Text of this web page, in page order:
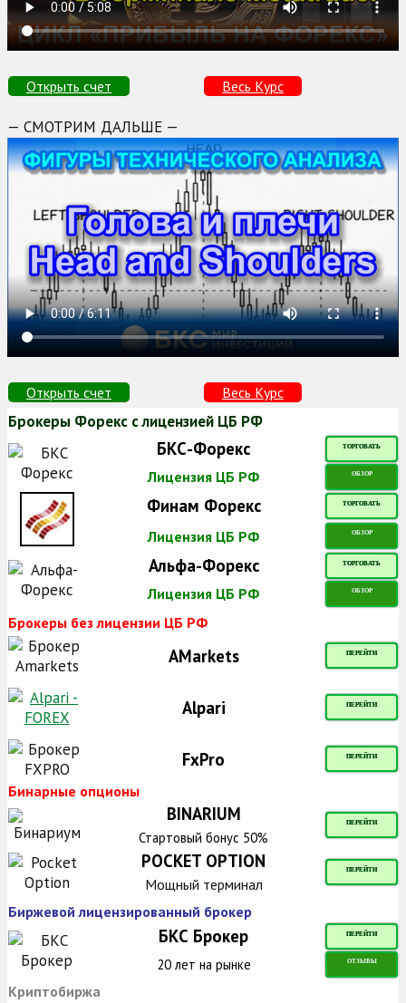
Открыть счет Весь Курс
— СМОТРИМ ДАЛЬШЕ —
Открыть счет Весь Курс
Брокеры Форекс с лицензией ЦБ РФ
БКС-Форекс ТОРГОВАТЬ
Лицензия ЦБ РФ ОБЗОР
Финам Форекс ТОРГОВАТЬ
Лицензия ЦБ РФ ОБЗОР
Альфа-Форекс ТОРГОВАТЬ
Лицензия ЦБ РФ ОБЗОР
Брокеры без лицензии ЦБ РФ
AMarkets ПЕРЕЙТИ
Alpari ПЕРЕЙТИ
FxPro ПЕРЕЙТИ
Бинарные опционы
BINARIUM ПЕРЕЙТИ
Стартовый бонус 50%
POCKET OPTION ПЕРЕЙТИ
Мощный терминал
Биржевой лицензированный брокер
БКС Брокер ПЕРЕЙТИ
20 лет на рынке ОТЗЫВЫ
Криптобиржа